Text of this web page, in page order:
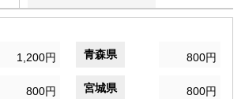
1,200円 青森県 800円
800円 宮城県 800円